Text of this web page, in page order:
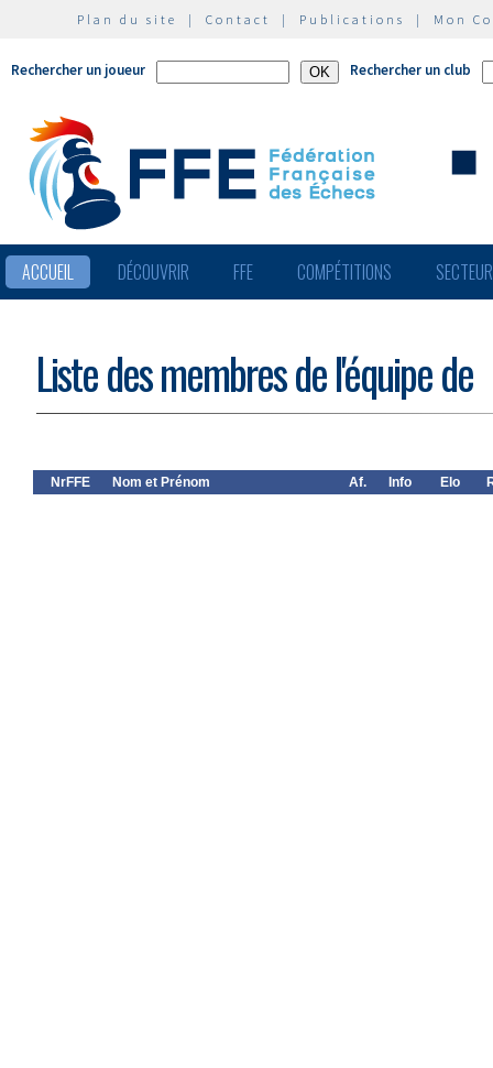
Plan du site | Contact | Publications | Mon
Rechercher un joueur Rechercher un club
ACCUEIL DÉCOUVRIR FFE COMPÉTITIONS
Liste des membres de l'équipe de
NrFFE Nom et Prénom Af. Info Elo